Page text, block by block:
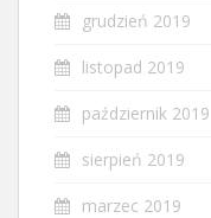
grudzień 2019
listopad 2019
październik 2019
sierpień 2019
marzec 2019